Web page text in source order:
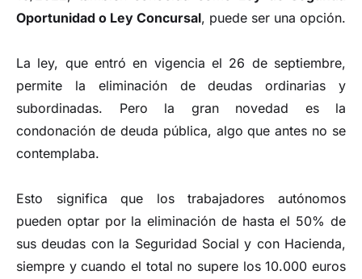
Oportunidad o Ley Concursal, puede ser una opción.
La ley, que entró en vigencia el 26 de septiembre,
permite la eliminación de deudas ordinarias y
subordinadas. Pero la gran novedad es la
condonación de deuda pública, algo que antes no se
contemplaba.
Esto significa que los trabajadores autónomos
pueden optar por la eliminación de hasta el 50% de
sus deudas con la Seguridad Social y con Hacienda,
siempre y cuando el total no supere los 10.000 euros